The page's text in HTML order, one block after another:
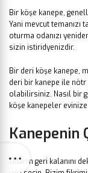
Bir köşe kanepe,
Yani mevcut temanızı
oturma odanızı
sizin istiridyenizdir.
Bir deri köşe kanepe,
deri bir kanepe ile
olabilirsiniz. Nasıl bir
köşe kanepeler
Kanepenin
Odanın geri kalanını